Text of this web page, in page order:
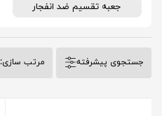
جعبه تقسیم ضد انفجار
جستجوی پیشرفته مرتب سازی: